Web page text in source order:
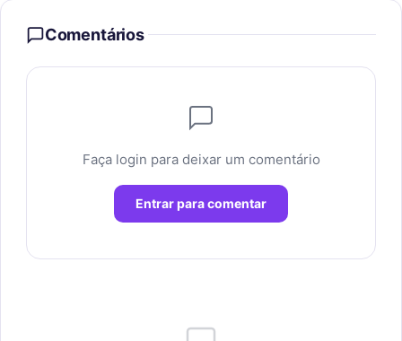
Comentários
Faça login para deixar um comentário
Entrar para comentar